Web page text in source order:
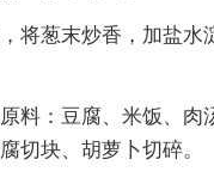
将葱末炒香，加盐水
料：豆腐、米饭、肉
切块、胡萝卜切碎。